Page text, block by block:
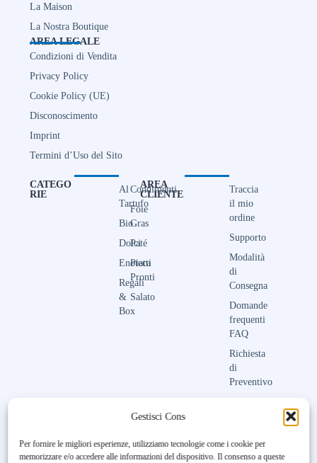
Gestisci Consenso
Per fornire le migliori esperienze, utilizziamo tecnologie come i cookie per
memorizzare e/o accedere alle informazioni del dispositivo. Il consenso a queste
La Maison
La Nostra Boutique
AREA LEGALE
Condizioni di Vendita
Privacy Policy
Cookie Policy (UE)
Disconoscimento
Imprint
Termini d’Uso del Sito
CATEGO
RIE
Al
Tartufo
Bio
Dolci
Enoteca
Regali
&
Box
Condimenti
Foie
Gras
Paté
Piatti
Pronti
Salato
AREA
CLIENTE
Traccia
il mio
ordine
Supporto
Modalità
di
Consegna
Domande
frequenti
FAQ
Richiesta
di
Preventivo